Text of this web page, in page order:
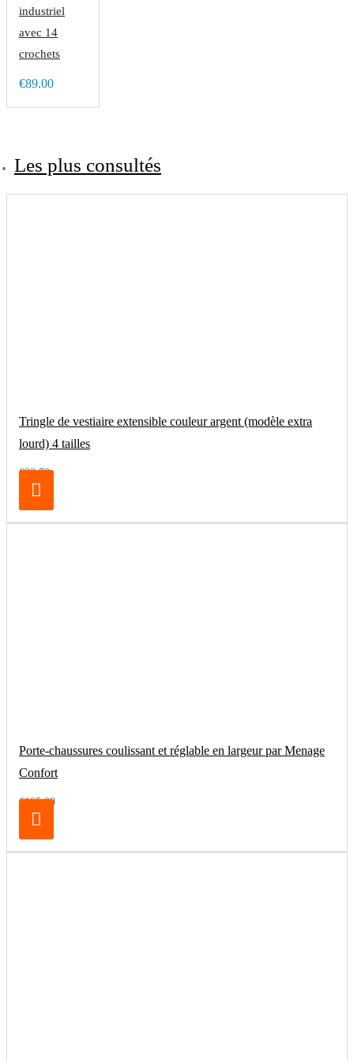
industriel
avec 14
crochets
€89.00
Les plus consultés
Tringle de vestiaire extensible couleur argent (modèle extra
lourd) 4 tailles
€32.70
Porte-chaussures coulissant et réglable en largeur par Menage
Confort
€105.00